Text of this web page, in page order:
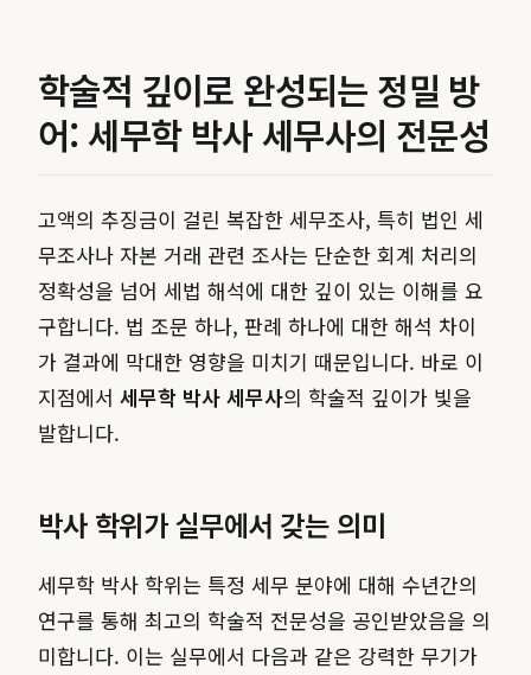
학술적 깊이로 완성되는 정밀 방
어: 세무학 박사 세무사의 전문성
고액의 추징금이 걸린 복잡한 세무조사, 특히 법인 세
무조사나 자본 거래 관련 조사는 단순한 회계 처리의
정확성을 넘어 세법 해석에 대한 깊이 있는 이해를 요
구합니다. 법 조문 하나, 판례 하나에 대한 해석 차이
가 결과에 막대한 영향을 미치기 때문입니다. 바로 이
지점에서 세무학 박사 세무사의 학술적 깊이가 빛을
발합니다.
박사 학위가 실무에서 갖는 의미
세무학 박사 학위는 특정 세무 분야에 대해 수년간의
연구를 통해 최고의 학술적 전문성을 공인받았음을 의
미합니다. 이는 실무에서 다음과 같은 강력한 무기가